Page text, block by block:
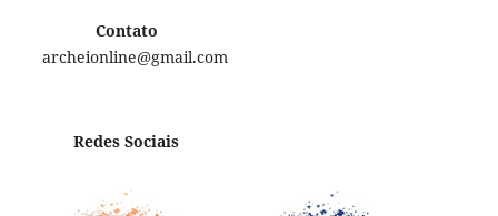
Contato
archeionline@gmail.com
Redes Sociais